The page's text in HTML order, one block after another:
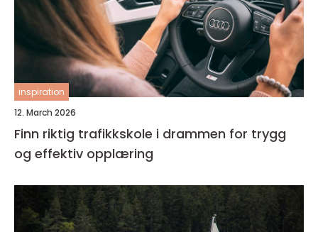
inspiration
12. March 2026
Finn riktig trafikkskole i drammen for trygg
og effektiv opplæring